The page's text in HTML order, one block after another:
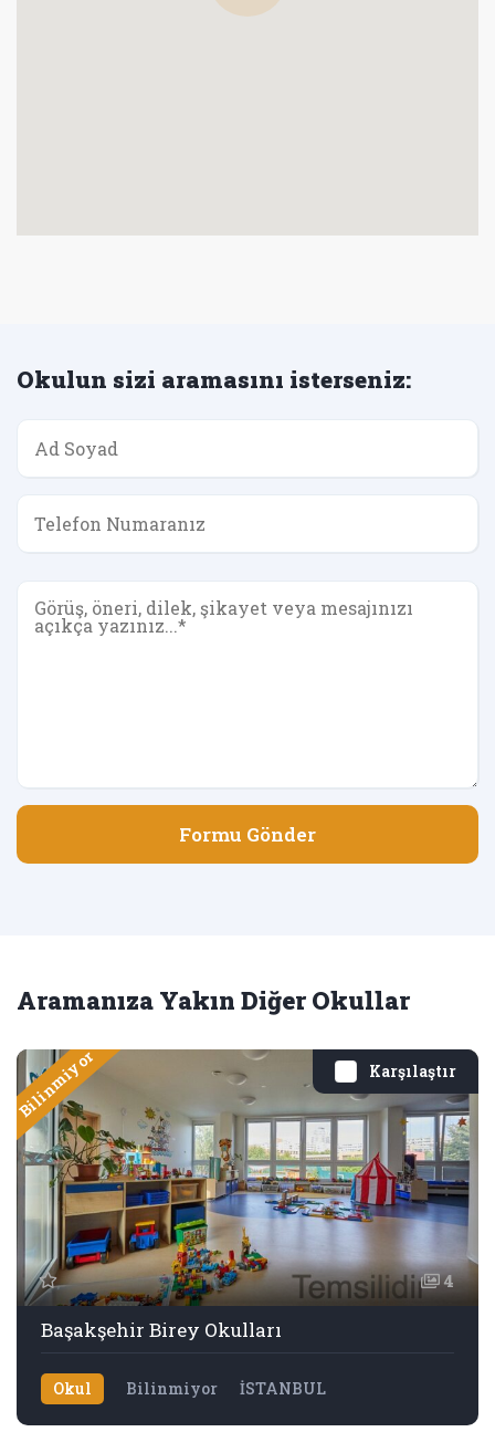
Okulun sizi aramasını isterseniz:
Formu Gönder
Aramanıza Yakın Diğer Okullar
Karşılaştır
Bilinmiyor
4
Başakşehir Birey Okulları
Okul Bilinmiyor İSTANBUL